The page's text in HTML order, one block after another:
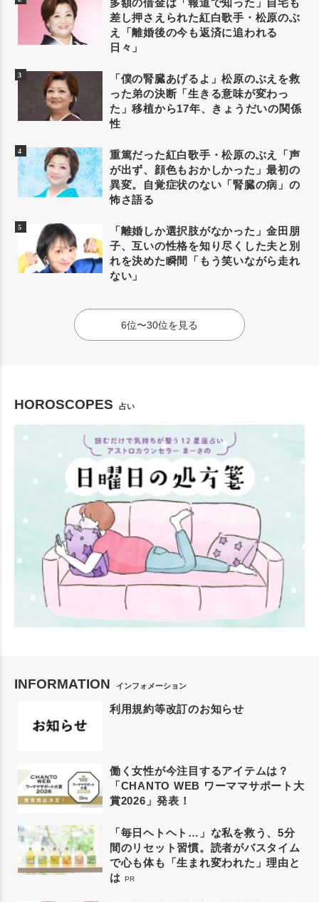
差し押さえられた紅白歌手・松原のぶ
え「離婚後の今も返済に追われる
日々」
「僕の腎臓あげるよ」松原のぶえを救
った弟の決断「生きる意味が変わっ
た」移植から17年、きょうだいの関係
性
重篤だった紅白歌手・松原のぶえ「声
が出ず、顔色もおかしかった」最初の
異変。自覚症状のない「腎臓の病」の
怖さ語る
「離婚しか選択肢がなかった」金田朋
子、互いの性格を知り尽くした夫と別
れを決めた瞬間「もう笑いながら走れ
ない」
6位〜30位を見る
HOROSCOPES 占い
INFORMATION インフォメーション
利用規約等改訂のお知らせ
働く女性が今注目するアイテムは？
「CHANTO WEB ワーママサポート大
賞2026」発表！
「毎日ヘトヘト…」な私を救う、5分
間のリセット習慣。読者がバスタイム
で心も体も「生まれ変われた」理由と
は PR